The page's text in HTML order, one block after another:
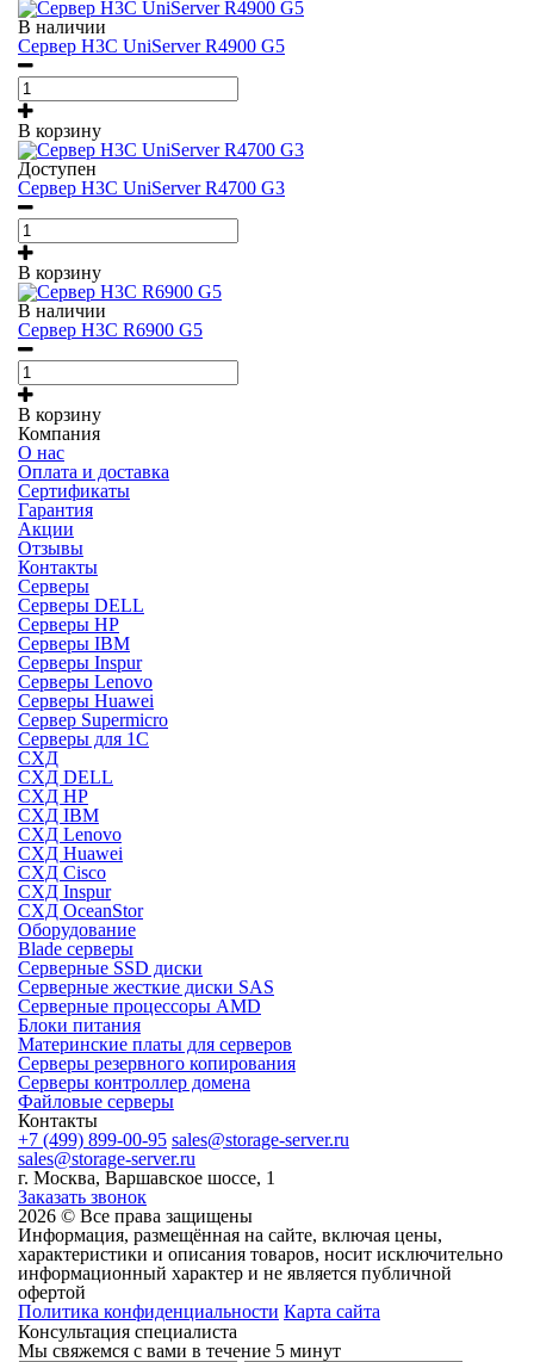
В наличии
Сервер H3C UniServer R4900 G5
В корзину
Доступен
Сервер H3C UniServer R4700 G3
В корзину
В наличии
Сервер H3C R6900 G5
В корзину
Компания
О нас
Оплата и доставка
Сертификаты
Гарантия
Акции
Отзывы
Контакты
Серверы
Серверы DELL
Серверы HP
Серверы IBM
Серверы Inspur
Серверы Lenovo
Серверы Huawei
Сервер Supermicro
Серверы для 1C
СХД
СХД DELL
СХД HP
СХД IBM
СХД Lenovo
СХД Huawei
СХД Cisco
СХД Inspur
СХД OceanStor
Оборудование
Blade серверы
Серверные SSD диски
Cерверные жесткие диски SAS
Серверные процессоры AMD
Блоки питания
Материнские платы для серверов
Серверы резервного копирования
Серверы контроллер домена
Файловые серверы
Контакты
+7 (499) 899-00-95 sales@storage-server.ru
sales@storage-server.ru
г. Москва, Варшавское шоссе, 1
Заказать звонок
2026 © Все права защищены
Информация, размещённая на сайте, включая цены,
характеристики и описания товаров, носит исключительно
информационный характер и не является публичной
офертой
Политика конфиденциальности Карта сайта
Консультация специалиста
Мы свяжемся с вами в течение 5 минут